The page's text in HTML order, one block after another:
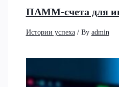
ПАММ-счета для
Истории успеха/ By admin